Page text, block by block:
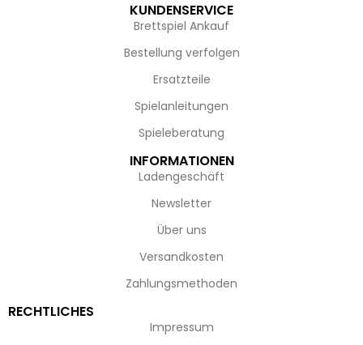
KUNDENSERVICE
Brettspiel Ankauf
Bestellung verfolgen
Ersatzteile
Spielanleitungen
Spieleberatung
INFORMATIONEN
Ladengeschäft
Newsletter
Über uns
Versandkosten
Zahlungsmethoden
RECHTLICHES
Impressum